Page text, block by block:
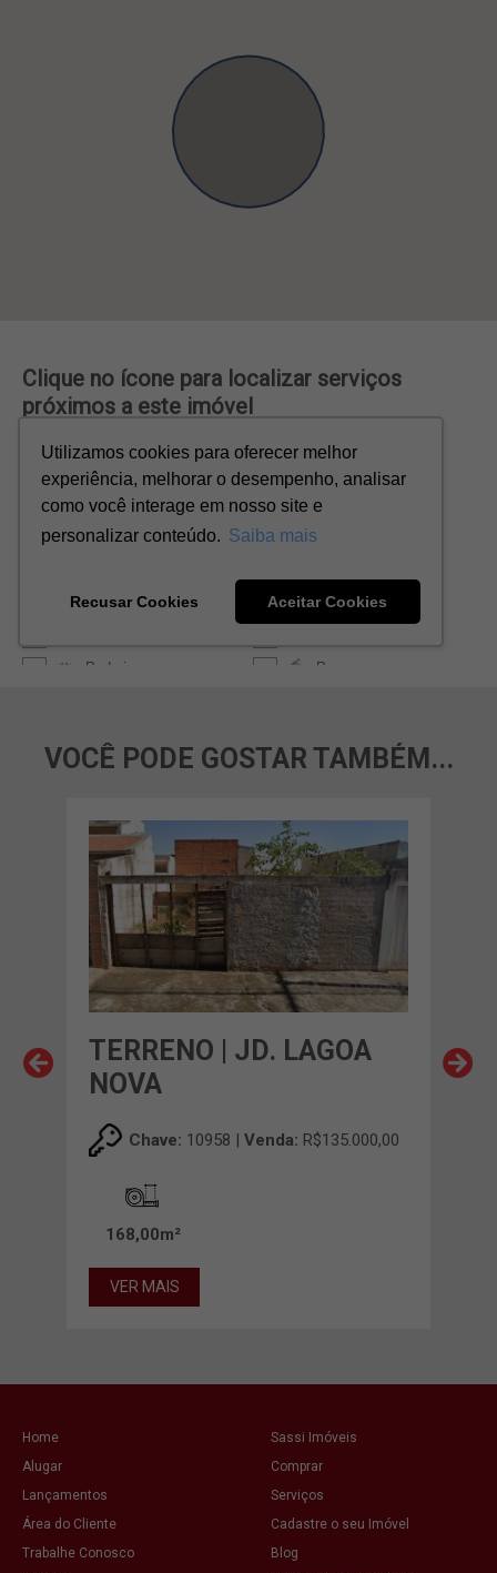
VOCÊ PODE GOSTAR TAMBÉM...
TERRENO | JD. LAGOA
NOVA
Chave: 10958 | Venda: R$135.000,00
168,00m²
VER MAIS
Home
Sassi Imóveis
Alugar
Comprar
Lançamentos
Serviços
Área do Cliente
Cadastre o seu Imóvel
Trabalhe Conosco
Blog